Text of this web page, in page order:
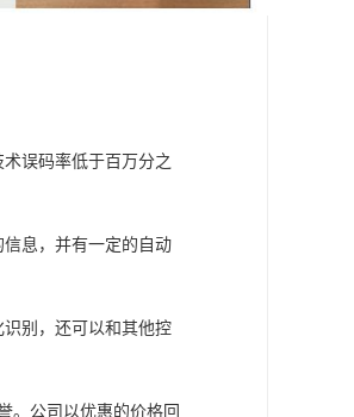
误码率低于百万分之
息，并有一定的自动
别，还可以和其他控
。公司以优惠的价格回